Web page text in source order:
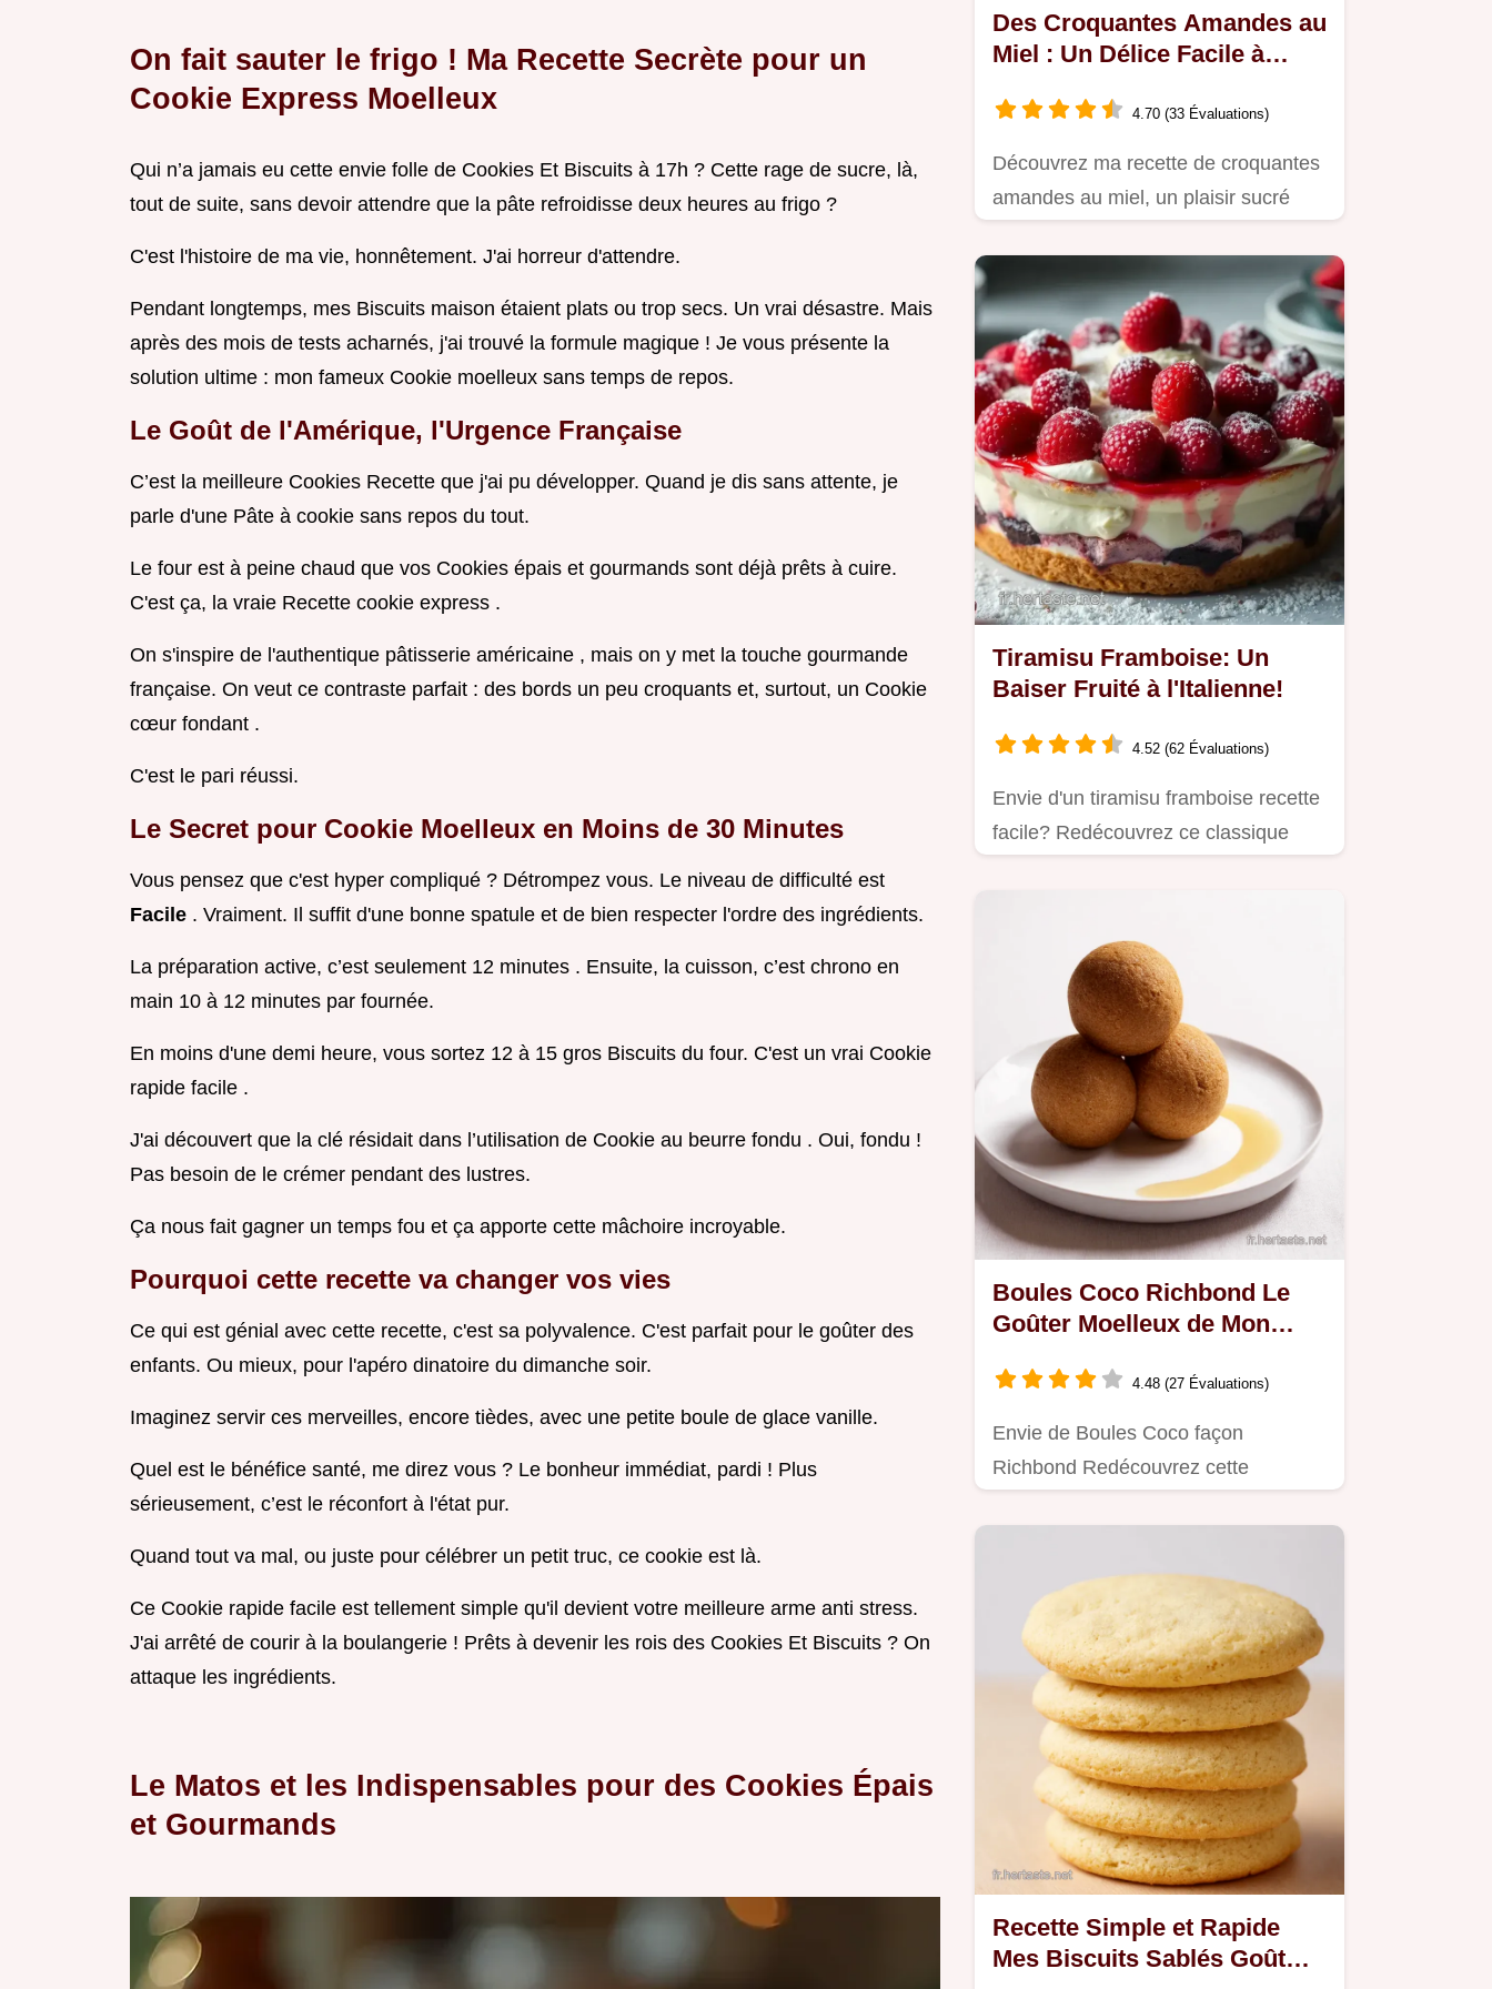
On fait sauter le frigo ! Ma Recette Secrète pour un
Cookie Express Moelleux
Qui n’a jamais eu cette envie folle de Cookies Et Biscuits à 17h ? Cette rage de sucre, là,
tout de suite, sans devoir attendre que la pâte refroidisse deux heures au frigo ?
C'est l'histoire de ma vie, honnêtement. J'ai horreur d'attendre.
Pendant longtemps, mes Biscuits maison étaient plats ou trop secs. Un vrai désastre. Mais
après des mois de tests acharnés, j'ai trouvé la formule magique ! Je vous présente la
solution ultime : mon fameux Cookie moelleux sans temps de repos.
Le Goût de l'Amérique, l'Urgence Française
C’est la meilleure Cookies Recette que j'ai pu développer. Quand je dis sans attente, je
parle d'une Pâte à cookie sans repos du tout.
Le four est à peine chaud que vos Cookies épais et gourmands sont déjà prêts à cuire.
C'est ça, la vraie Recette cookie express .
On s'inspire de l'authentique pâtisserie américaine , mais on y met la touche gourmande
française. On veut ce contraste parfait : des bords un peu croquants et, surtout, un Cookie
cœur fondant .
C'est le pari réussi.
Le Secret pour Cookie Moelleux en Moins de 30 Minutes
Vous pensez que c'est hyper compliqué ? Détrompez vous. Le niveau de difficulté est
Facile . Vraiment. Il suffit d'une bonne spatule et de bien respecter l'ordre des ingrédients.
La préparation active, c’est seulement 12 minutes . Ensuite, la cuisson, c’est chrono en
main 10 à 12 minutes par fournée.
En moins d'une demi heure, vous sortez 12 à 15 gros Biscuits du four. C'est un vrai Cookie
rapide facile .
J'ai découvert que la clé résidait dans l’utilisation de Cookie au beurre fondu . Oui, fondu !
Pas besoin de le crémer pendant des lustres.
Ça nous fait gagner un temps fou et ça apporte cette mâchoire incroyable.
Pourquoi cette recette va changer vos vies
Ce qui est génial avec cette recette, c'est sa polyvalence. C'est parfait pour le goûter des
enfants. Ou mieux, pour l'apéro dinatoire du dimanche soir.
Imaginez servir ces merveilles, encore tièdes, avec une petite boule de glace vanille.
Quel est le bénéfice santé, me direz vous ? Le bonheur immédiat, pardi ! Plus
sérieusement, c’est le réconfort à l'état pur.
Quand tout va mal, ou juste pour célébrer un petit truc, ce cookie est là.
Ce Cookie rapide facile est tellement simple qu'il devient votre meilleure arme anti stress.
J'ai arrêté de courir à la boulangerie ! Prêts à devenir les rois des Cookies Et Biscuits ? On
attaque les ingrédients.
Le Matos et les Indispensables pour des Cookies Épais
et Gourmands
Des Croquantes Amandes au
Miel : Un Délice Facile à
4.70 (33 Évaluations)
Découvrez ma recette de croquantes
amandes au miel, un plaisir sucré
Tiramisu Framboise: Un
Baiser Fruité à l'Italienne!
4.52 (62 Évaluations)
Envie d'un tiramisu framboise recette
facile? Redécouvrez ce classique
Boules Coco Richbond Le
Goûter Moelleux de Mon
4.48 (27 Évaluations)
Envie de Boules Coco façon
Richbond Redécouvrez cette
Recette Simple et Rapide
Mes Biscuits Sablés Goût